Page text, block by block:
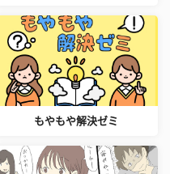
もやもや解決ゼミ